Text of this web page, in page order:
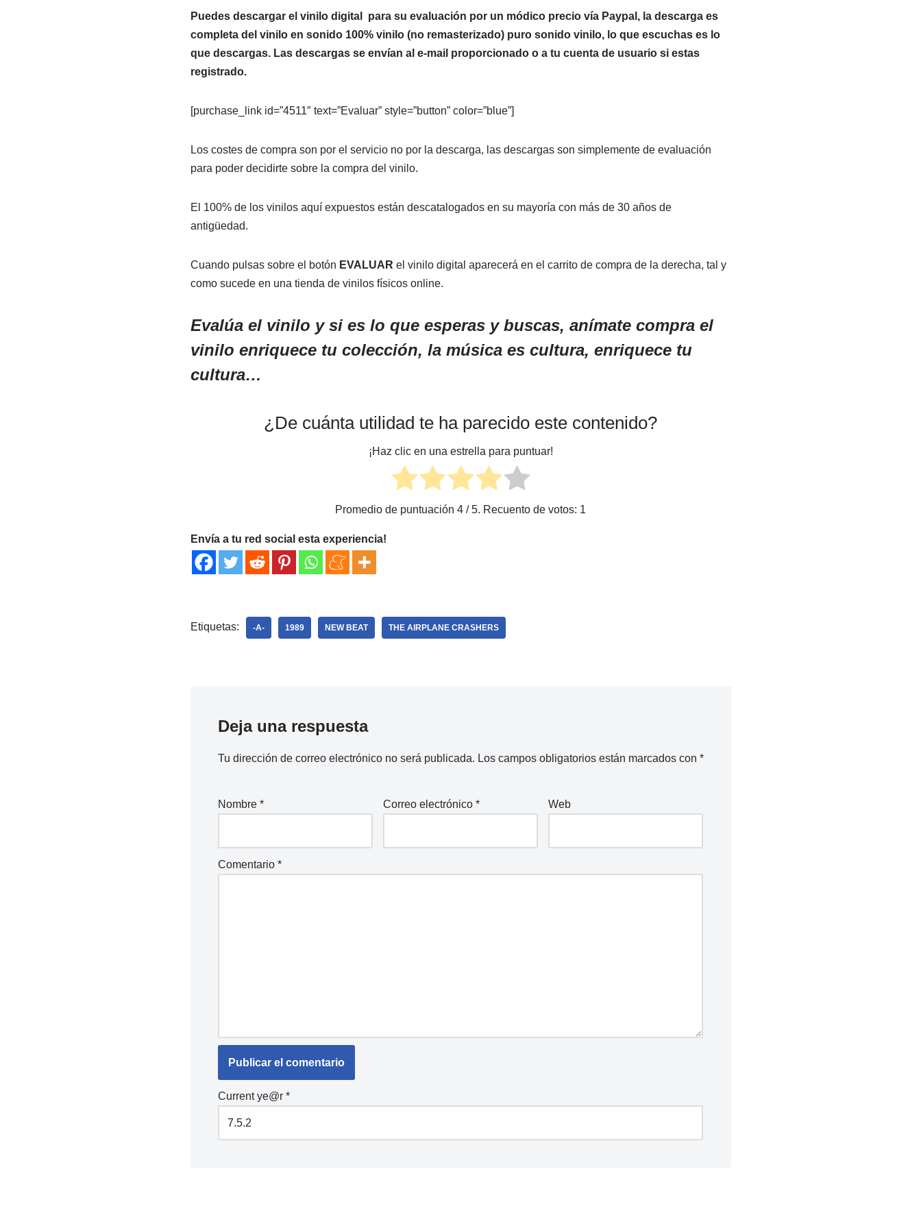
Puedes descargar el vinilo digital para su evaluación por un módico precio vía Paypal, la descarga es
completa del vinilo en sonido 100% vinilo (no remasterizado) puro sonido vinilo, lo que escuchas es lo
que descargas. Las descargas se envían al e-mail proporcionado o a tu cuenta de usuario si estas
registrado.
[purchase_link id=”4511″ text=”Evaluar” style=”button” color=”blue”]
Los costes de compra son por el servicio no por la descarga, las descargas son simplemente de evaluación
para poder decidirte sobre la compra del vinilo.
El 100% de los vinilos aquí expuestos están descatalogados en su mayoría con más de 30 años de
antigüedad.
Cuando pulsas sobre el botón EVALUAR el vinilo digital aparecerá en el carrito de compra de la derecha, tal y
como sucede en una tienda de vinilos físicos online.
Evalúa el vinilo y si es lo que esperas y buscas, anímate compra el
vinilo enriquece tu colección, la música es cultura, enriquece tu
cultura…
¿De cuánta utilidad te ha parecido este contenido?
¡Haz clic en una estrella para puntuar!
Promedio de puntuación 4 / 5. Recuento de votos: 1
Envía a tu red social esta experiencia!
Etiquetas: -A- 1989 NEW BEAT THE AIRPLANE CRASHERS
Deja una respuesta
Tu dirección de correo electrónico no será publicada. Los campos obligatorios están marcados con *
Nombre * Correo electrónico * Web
Comentario *
Current ye@r *